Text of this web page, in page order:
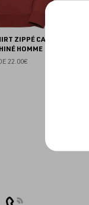
ZIPPÉ CAPUCHE
HOMME
22.00€